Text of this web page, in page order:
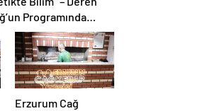
Programında
Erzurum Cağ